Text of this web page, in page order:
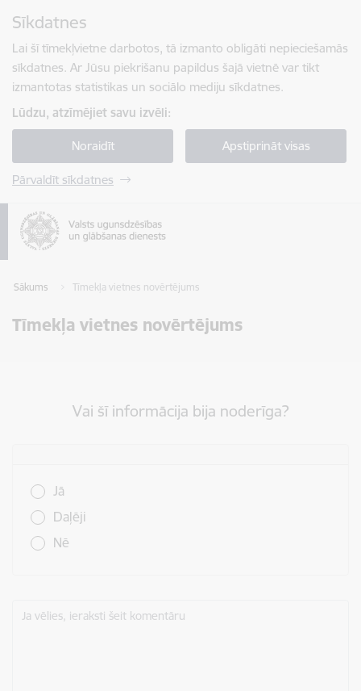
Sīkdatnes
Lai šī tīmekļvietne darbotos, tā izmanto obligāti nepieciešamās
sīkdatnes. Ar Jūsu piekrišanu papildus šajā vietnē var tikt
izmantotas statistikas un sociālo mediju sīkdatnes.
Lūdzu, atzīmējiet savu izvēli:
Noraidīt Apstiprināt visas
Pārvaldīt sīkdatnes
Sākums Tīmekļa vietnes novērtējums
Tīmekļa vietnes novērtējums
Vai šī informācija bija noderīga?
Jā
Daļēji
Nē
Ja vēlies, ieraksti šeit komentāru